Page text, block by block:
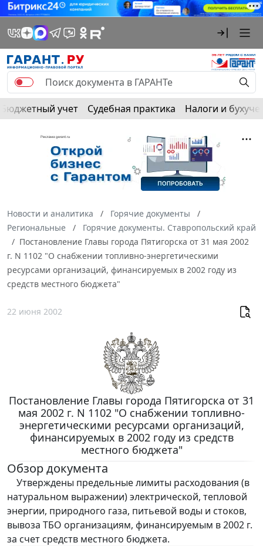
Бюджетный учет Судебная практика Налоги и
Новости и аналитика
Горячие документы
Региональные
Горячие документы. Ставропольский край
Постановление Главы города Пятигорска от 31 мая 2002
г. N 1102 "О снабжении топливно-энергетическими
ресурсами организаций, финансируемых в 2002 году из
средств местного бюджета"
22 июня 2002
Постановление Главы города Пятигорска от 31
мая 2002 г. N 1102 "О снабжении топливно-
энергетическими ресурсами организаций,
финансируемых в 2002 году из средств
местного бюджета"
Обзор документа
Утверждены предельные лимиты расходования (в
натуральном выражении) электрической, тепловой
энергии, природного газа, питьевой воды и стоков,
вывоза ТБО организациям, финансируемым в 2002 г.
за счет средств местного бюджета.